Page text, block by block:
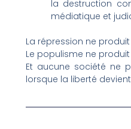
la destruction
médiatique et
La répression ne
Le populisme ne produit
Et aucune société ne
lorsque la liberté
Prev